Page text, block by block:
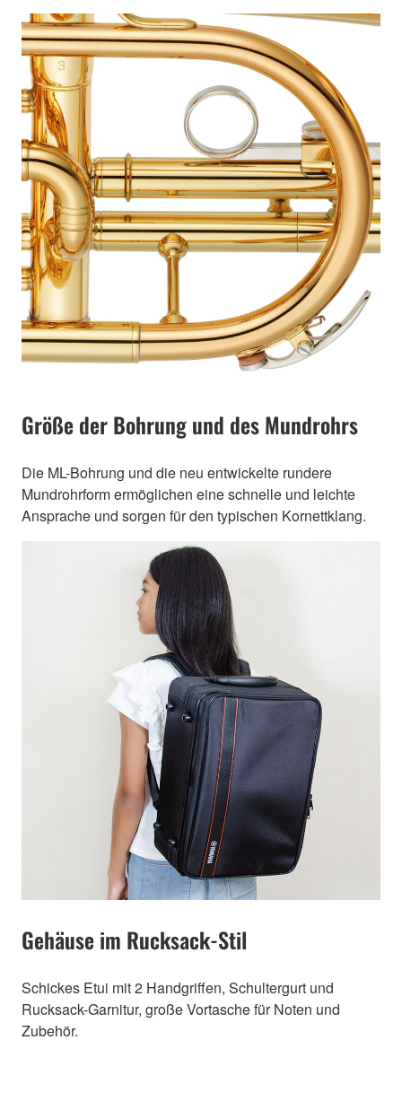
Größe der Bohrung und des Mundrohrs
Die ML-Bohrung und die neu entwickelte rundere
Mundrohrform ermöglichen eine schnelle und leichte
Ansprache und sorgen für den typischen Kornettklang.
Gehäuse im Rucksack-Stil
Schickes Etui mit 2 Handgriffen, Schultergurt und
Rucksack-Garnitur, große Vortasche für Noten und
Zubehör.